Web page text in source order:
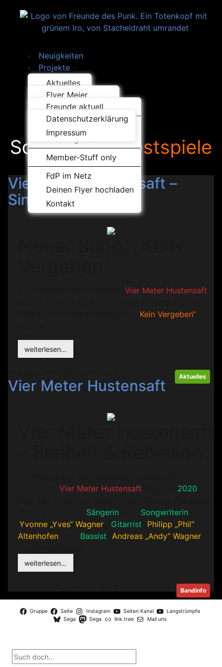
Neuigkeiten
Projekte
Aktuelles
Bands
Handwerk
Kunst
Projekte
Sonstiges
Was los..?
Flyer Meier
Konzertberichte
Videos und Bilder
Musik
Releases
Musik hören…
Über uns
Freunde aktuell
Hey Punks
...in Progress
Member-Stuff only
FdP im Netz
Deinen Flyer hochladen
Kontakt
Law & Order
Datenschutzerklärung
Impressum
Schlagwort:Pestspiele
Vier Meter Hustensaft –
Single release
Vier Meter Hustensaft
Kein Vergeben“
weiterlesen…
Aktuelles
Vier Meter Hustensaft
Vier Meter Hustensaft 2020
Sängerin
Songwriterin
Yvonne „Yves“ Wagner
Gitarrist
Philipp „Phil“
Altenhofen
Bassist Andreas „Andy“ Wagner
weiterlesen…
Bandinfo
Gruppe Seite Instagram Seiten Kanal
Langstrümpfe
Sega
Sega link.tree Mail uns